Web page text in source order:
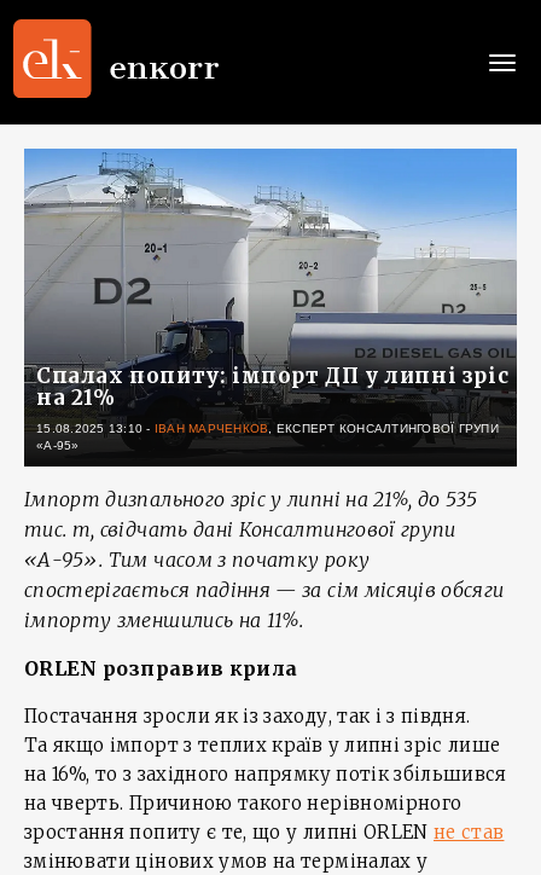
Спалах попиту: імпорт ДП у липні зріс
на 21%
15.08.2025 13:10 - ІВАН МАРЧЕНКОВ, ЕКСПЕРТ КОНСАЛТИНГОВОЇ ГРУПИ
«А-95»
Імпорт дизпального зріс у липні на 21%, до 535
тис. т, свідчать дані Консалтингової групи
«А-95». Тим часом з початку року
спостерігається падіння — за сім місяців обсяги
імпорту зменшились на 11%.
ORLEN розправив крила
Постачання зросли як із заходу, так і з півдня.
Та якщо імпорт з теплих країв у липні зріс лише
на 16%, то з західного напрямку потік збільшився
на чверть. Причиною такого нерівномірного
зростання попиту є те, що у липні ORLENне став
змінювати цінових умов на терміналах у